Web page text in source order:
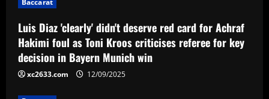
g
a
t
i
Luis Diaz 'clearly' didn't deserve red card for Achraf
Hakimi foul as Toni Kroos criticises referee for key
decision in Bayern Munich win
xc2633.com 12/09/2025